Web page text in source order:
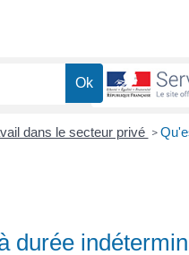
dans le secteur privé >
durée